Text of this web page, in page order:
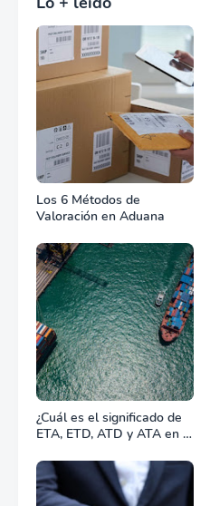
Los 6 Métodos de
Valoración en Aduana
¿Cuál es el significado de
ETA, ETD, ATD y ATA en el